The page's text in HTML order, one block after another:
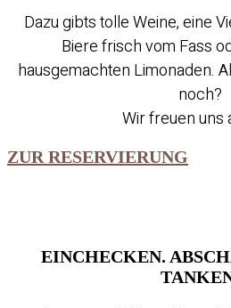
Dazu gibts tolle Weine, eine
Biere frisch vom Fass
hausgemachten Limonaden.
noch?
Wir freuen uns
ZUR RESERVIERUNG
EINCHECKEN.